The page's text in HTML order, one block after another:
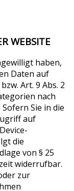
WEBSITE
haben,
Daten auf
Art. 9 Abs. 2
nach
Sie in die
auf
die
von § 25
widerrufbar.
zur